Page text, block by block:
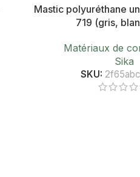
Mastic polyuréthane
719 (gris,
Matériaux de
Sika
SKU: